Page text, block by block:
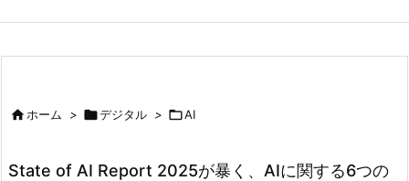

検索
ホーム > デジタル > AI
State of AI Report 2025が暴く、AIに関する6つの